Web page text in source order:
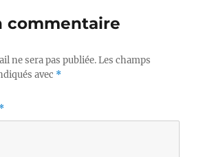
commentaire
ne sera pas publiée. Les champs
avec *
*